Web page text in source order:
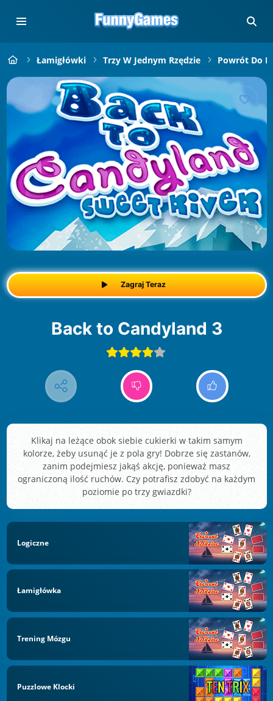
Łamigłówki Trzy W Jednym Rzędzie Powrót Do
Zagraj Teraz
Back to Candyland 3
Klikaj na leżące obok siebie cukierki w takim samym
kolorze, żeby usunąć je z pola gry! Dobrze się zastanów,
zanim podejmiesz jakąś akcję, ponieważ masz
ograniczoną ilość ruchów. Czy potrafisz zdobyć na każdym
poziomie po trzy gwiazdki?
Logiczne
Łamigłówka
Trening Mózgu
Puzzlowe Klocki